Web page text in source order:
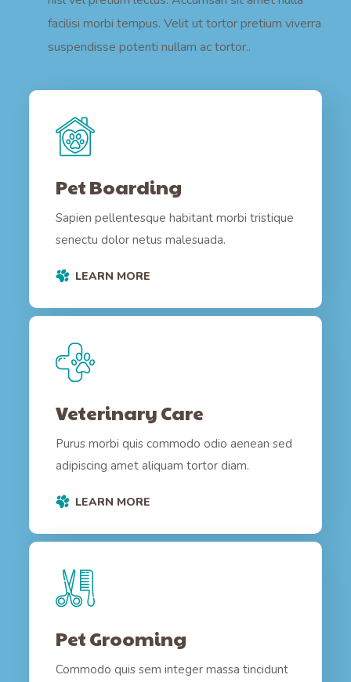
facilisi morbi tempus. Velit ut tortor pretium viverra
suspendisse potenti nullam ac tortor..
Pet Boarding
Sapien pellentesque habitant morbi tristique
senectu dolor netus malesuada.
LEARN MORE
Veterinary Care
Purus morbi quis commodo odio aenean sed
adipiscing amet aliquam tortor diam.
LEARN MORE
Pet Grooming
Commodo quis sem integer massa tincidunt